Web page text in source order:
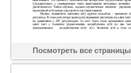
Посмотреть все страницы